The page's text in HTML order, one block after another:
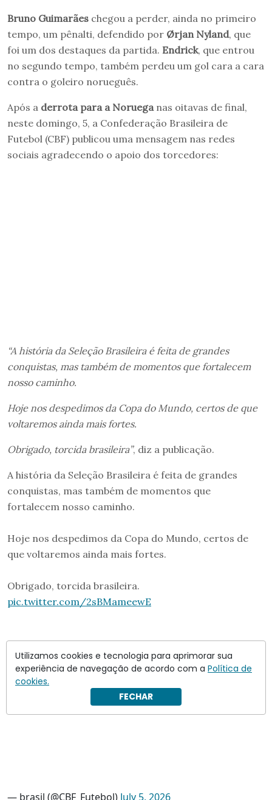
Bruno Guimarães chegou a perder, ainda no primeiro
tempo, um pênalti, defendido por Ørjan Nyland, que
foi um dos destaques da partida. Endrick, que entrou
no segundo tempo, também perdeu um gol cara a cara
contra o goleiro norueguês.
Após a derrota para a Noruega nas oitavas de final,
neste domingo, 5, a Confederação Brasileira de
Futebol (CBF) publicou uma mensagem nas redes
sociais agradecendo o apoio dos torcedores:
“A história da Seleção Brasileira é feita de grandes
conquistas, mas também de momentos que fortalecem
nosso caminho.
Hoje nos despedimos da Copa do Mundo, certos de que
voltaremos ainda mais fortes.
Obrigado, torcida brasileira”, diz a publicação.
A história da Seleção Brasileira é feita de grandes
conquistas, mas também de momentos que
fortalecem nosso caminho.
Hoje nos despedimos da Copa do Mundo, certos de
que voltaremos ainda mais fortes.
Obrigado, torcida brasileira.
pic.twitter.com/2sBMameewE
— brasil (@CBF_Futebol) July 5, 2026
Utilizamos cookies e tecnologia para aprimorar sua
experiência de navegação de acordo com a Política de
cookies.
FECHAR